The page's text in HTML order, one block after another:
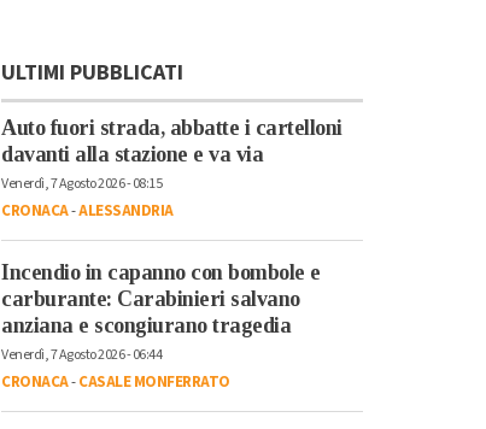
ULTIMI PUBBLICATI
Auto fuori strada, abbatte i cartelloni
davanti alla stazione e va via
Venerdì, 7 Agosto 2026 - 08:15
CRONACA-ALESSANDRIA
Incendio in capanno con bombole e
carburante: Carabinieri salvano
anziana e scongiurano tragedia
Venerdì, 7 Agosto 2026 - 06:44
CRONACA-CASALE MONFERRATO